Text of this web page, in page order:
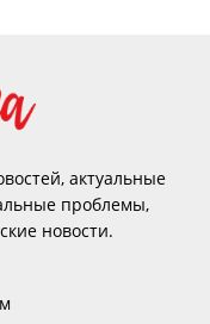
актуальные
проблемы,
новости.